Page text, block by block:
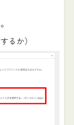
るか）